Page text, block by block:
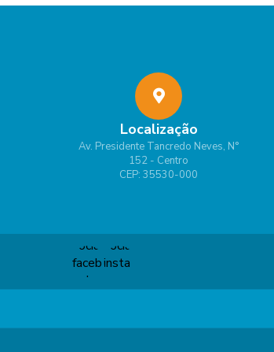
Localização
Av. Presidente Tancredo Neves, N°
152 - Centro
CEP: 35530-000